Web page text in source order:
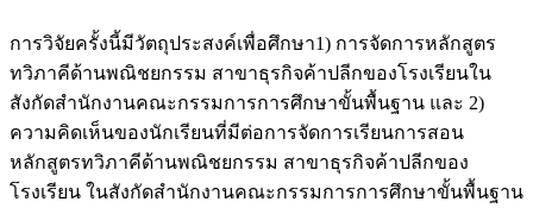
การวิจัยครั้งนี้มีวัตถุประสงค์เพื่อศึกษา1) การจัดการหลักสูตร
ทวิภาคีด้านพณิชยกรรม สาขาธุรกิจค้าปลีกของโรงเรียนใน
สังกัดสํานักงานคณะกรรมการการศึกษาขั้นพื้นฐาน และ 2)
ความคิดเห็นของนักเรียนที่มีต่อการจัดการเรียนการสอน
หลักสูตรทวิภาคีด้านพณิชยกรรม สาขาธุรกิจค้าปลีกของ
โรงเรียน ในสังกัดสำนักงานคณะกรรมการการศึกษาขั้นพื้นฐาน